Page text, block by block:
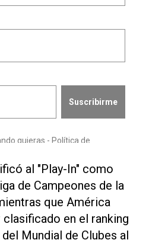
al "Play-In" como
de Campeones de la
que América
en el ranking
Mundial de Clubes al